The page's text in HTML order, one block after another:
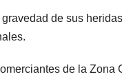
de sus
de la Zona